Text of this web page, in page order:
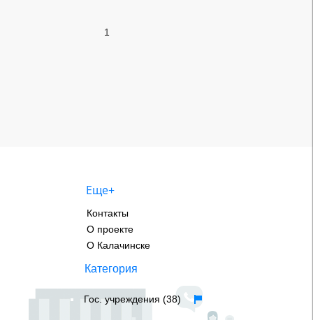
1
Еще+
Контакты
О проекте
О Калачинске
Категория
Гос. учреждения (38)